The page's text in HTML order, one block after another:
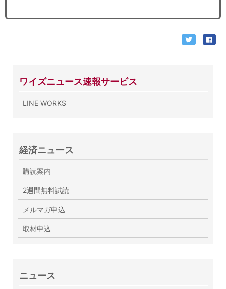
ワイズニュース速報サービス
LINE WORKS
経済ニュース
購読案内
2週間無料試読
メルマガ申込
取材申込
ニュース